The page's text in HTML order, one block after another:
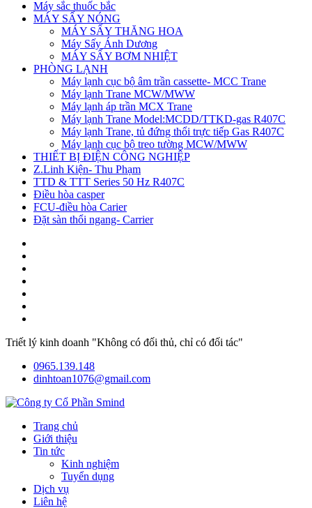
Máy sắc thuốc bắc
MÁY SẤY NÓNG
MÁY SẤY THĂNG HOA
Máy Sấy Ánh Dương
MÁY SẤY BƠM NHIỆT
PHÒNG LẠNH
Máy lạnh cục bộ âm trần cassette- MCC Trane
Máy lạnh Trane MCW/MWW
Máy lạnh áp trần MCX Trane
Máy lạnh Trane Model:MCDD/TTKD-gas R407C
Máy lạnh Trane, tủ đứng thổi trực tiếp Gas R407C
Máy lạnh cục bộ treo tường MCW/MWW
THIẾT BỊ ĐIỆN CÔNG NGHIỆP
Z.Linh Kiện- Thu Phạm
TTD & TTT Series 50 Hz R407C
Điều hòa casper
FCU-điều hòa Carier
Đặt sàn thổi ngang- Carrier
Triết lý kinh doanh "Không có đối thủ, chỉ có đối tác"
0965.139.148
dinhtoan1076@gmail.com
Trang chủ
Giới thiệu
Tin tức
Kinh nghiệm
Tuyển dụng
Dịch vụ
Liên hệ